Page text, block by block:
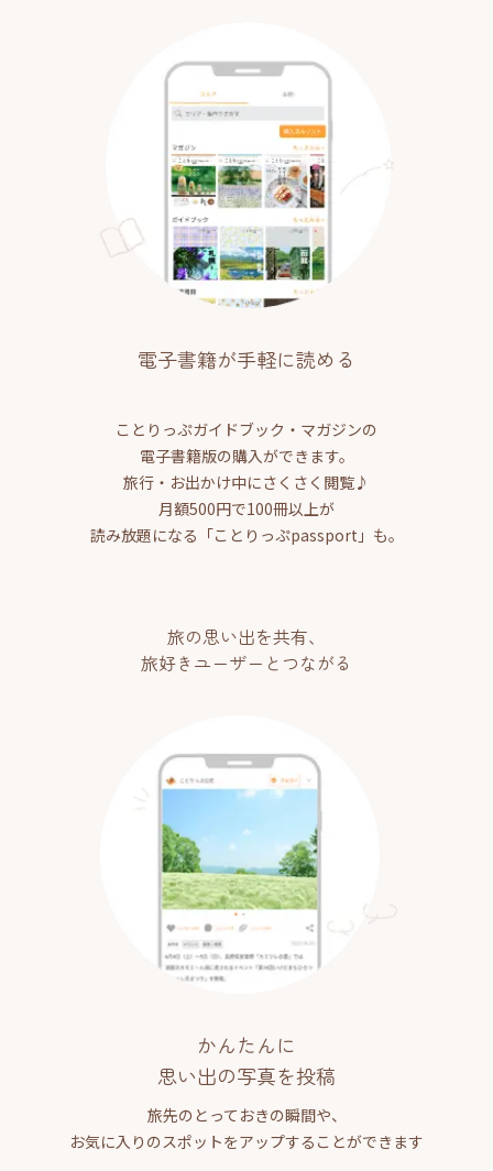
電子書籍が手軽に読める
ことりっぷガイドブック・マガジンの
電子書籍版の購入ができます。
旅行・お出かけ中にさくさく閲覧♪
月額500円で100冊以上が
読み放題になる「ことりっぷpassport」も。
旅の思い出を共有、
旅好きユーザーとつながる
かんたんに
思い出の写真を投稿
旅先のとっておきの瞬間や、
お気に入りのスポットをアップすることができます